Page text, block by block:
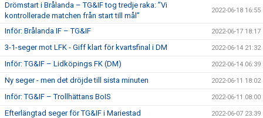
Drömstart i Brålanda – TG&IF tog tredje raka: ”Vi
kontrollerade matchen från start till mål”
2022-06-18 16:55
Inför: Brålanda IF – TG&IF 2022-06-17 18:17
3-1-seger mot LFK - Giff klart för kvartsfinal i DM 2022-06-14 21:32
Inför: TG&IF – Lidköpings FK (DM) 2022-06-14 06:39
Ny seger - men det dröjde till sista minuten 2022-06-11 18:02
Inför: TG&IF – Trollhättans BoIS 2022-06-11 08:00
Efterlängtad seger för TG&IF i Mariestad 2022-06-07 23:39